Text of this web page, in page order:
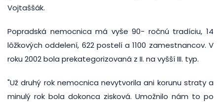
Vojtaššák.
Popradská nemocnica má vyše 90- ročnú tradíciu, 14
lôžkových oddelení, 622 postelí a 1100 zamestnancov. V
roku 2002 bola prekategorizovaná z II. na vyšší III. typ.
"Už druhý rok nemocnica nevytvorila ani korunu straty a
minulý rok bola dokonca zisková. Umožnilo nám to po